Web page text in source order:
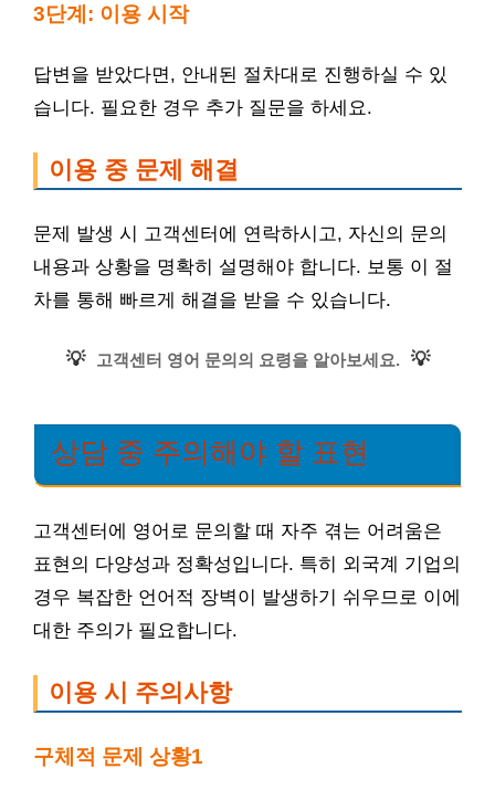
3단계: 이용 시작
답변을 받았다면, 안내된 절차대로 진행하실 수 있
습니다. 필요한 경우 추가 질문을 하세요.
이용 중 문제 해결
문제 발생 시 고객센터에 연락하시고, 자신의 문의
내용과 상황을 명확히 설명해야 합니다. 보통 이 절
차를 통해 빠르게 해결을 받을 수 있습니다.
💡 고객센터 영어 문의의 요령을 알아보세요. 💡
상담 중 주의해야 할 표현
고객센터에 영어로 문의할 때 자주 겪는 어려움은
표현의 다양성과 정확성입니다. 특히 외국계 기업의
경우 복잡한 언어적 장벽이 발생하기 쉬우므로 이에
대한 주의가 필요합니다.
이용 시 주의사항
구체적 문제 상황1